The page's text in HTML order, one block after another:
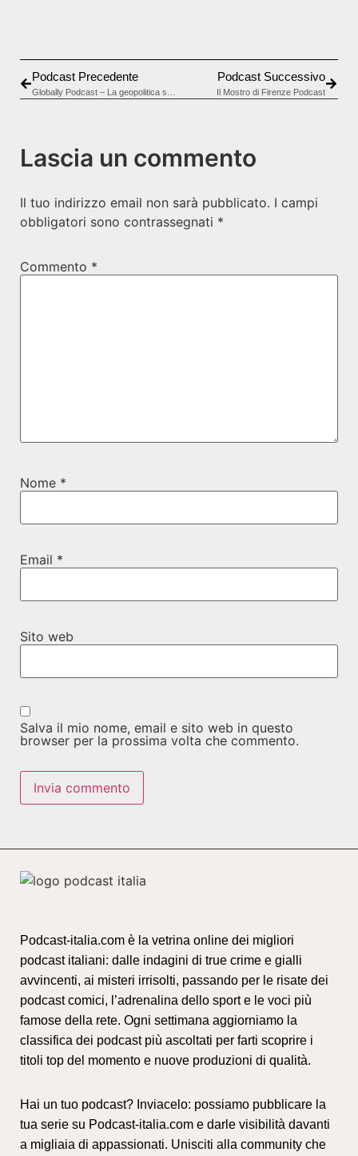
Podcast Precedente Podcast Successivo
Il Mostro di Firenze Podcast
Lascia un commento
Il tuo indirizzo email non sarà pubblicato. I campi
obbligatori sono contrassegnati *
Commento *
Nome *
Email *
Sito web
Salva il mio nome, email e sito web in questo
browser per la prossima volta che commento.
Podcast-italia.com è la vetrina online dei migliori
podcast italiani: dalle indagini di true crime e gialli
avvincenti, ai misteri irrisolti, passando per le risate dei
podcast comici, l’adrenalina dello sport e le voci più
famose della rete. Ogni settimana aggiorniamo la
classifica dei podcast più ascoltati per farti scoprire i
titoli top del momento e nuove produzioni di qualità.
Hai un tuo podcast? Inviacelo: possiamo pubblicare la
tua serie su Podcast-italia.com e darle visibilità davanti
a migliaia di appassionati. Unisciti alla community che